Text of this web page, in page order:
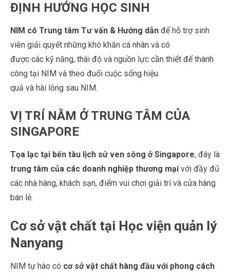
ĐỊNH HƯỚNG HỌC SINH
NIM có Trung tâm Tư vấn & Hướng dẫn để hỗ trợ sinh
viên giải quyết những khó khăn cá nhân và có
được các kỹ năng, thái độ và nguồn lực cần thiết để thành
công tại NIM và theo đuổi cuộc sống hiệu
quả và hài lòng sau NIM.
VỊ TRÍ NẰM Ở TRUNG TÂM CỦA
SINGAPORE
Tọa lạc tại bến tàu lịch sử ven sông ở Singapore, đây là
trung tâm của các doanh nghiệp thương mại với đầy đủ
các nhà hàng, khách sạn, điểm vui chơi giải trí và cửa hàng
bán lẻ.
Cơ sở vật chất tại Học viện quản lý
Nanyang
NIM tự hào có cơ sở vật chất hàng đầu với phong cách